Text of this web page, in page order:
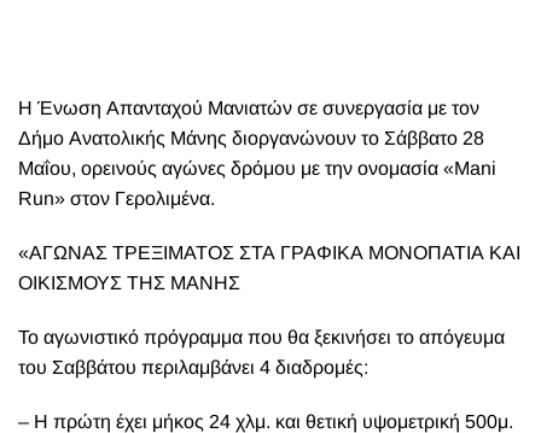
Η Ένωση Απανταχού Μανιατών σε συνεργασία με τον
Δήμο Ανατολικής Μάνης διοργανώνουν το Σάββατο 28
Μαΐου, ορεινούς αγώνες δρόμου με την ονομασία «Mani
Run» στον Γερολιμένα.
«ΑΓΩΝΑΣ ΤΡΕΞΙΜΑΤΟΣ ΣΤΑ ΓΡΑΦΙΚΑ ΜΟΝΟΠΑΤΙΑ ΚΑΙ
ΟΙΚΙΣΜΟΥΣ ΤΗΣ ΜΑΝΗΣ
Το αγωνιστικό πρόγραμμα που θα ξεκινήσει το απόγευμα
του Σαββάτου περιλαμβάνει 4 διαδρομές:
– Η πρώτη έχει μήκος 24 χλμ. και θετική υψομετρική 500μ.